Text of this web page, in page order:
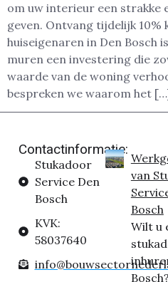
om uw interieur een
geven. Ontvang tijdelijk 10%
huiseigenaren in Den Bosch
muren een investering die
waarde van de woning
bespreken we waarom het
Contactinformatie:
Stukadoor
Service Den
Bosch
KVK:
58037640
van
Bosch
Wilt u